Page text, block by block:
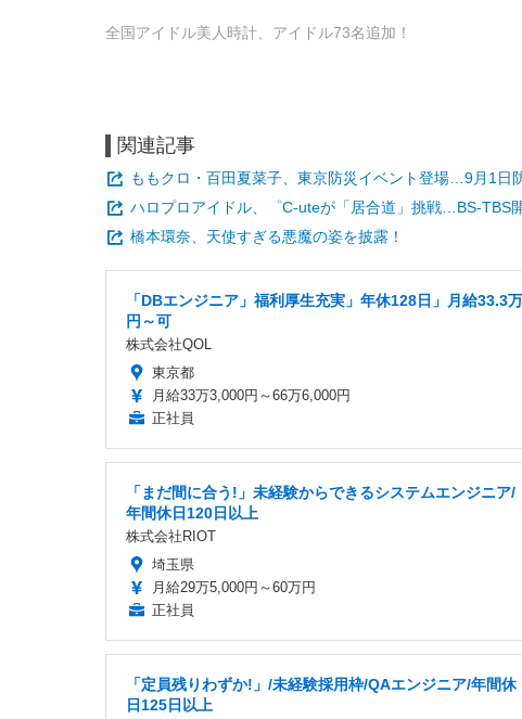
全国アイドル美人時計、アイドル73名追加！
関連記事
ももクロ・百田夏菜子、東京防災イベント登場…9月1日
ハロプロアイドル、゜C-uteが「居合道」挑戦…BS-TBS
橋本環奈、天使すぎる悪魔の姿を披露！
「DBエンジニア」福利厚生充実」年休128日」月給33.3万
円～可
株式会社QOL
東京都
月給33万3,000円～66万6,000円
正社員
「まだ間に合う!」未経験からできるシステムエンジニア/
年間休日120日以上
株式会社RIOT
埼玉県
月給29万5,000円～60万円
正社員
「定員残りわずか!」/未経験採用枠/QAエンジニア/年間休
日125日以上